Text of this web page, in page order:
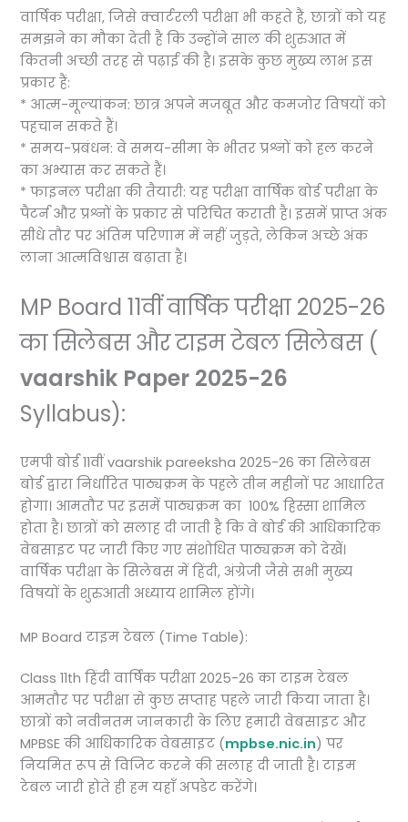
वार्षिक परीक्षा, जिसे क्वार्टरली परीक्षा भी कहते हैं, छात्रों को यह
समझने का मौका देती है कि उन्होंने साल की शुरुआत में
कितनी अच्छी तरह से पढ़ाई की है। इसके कुछ मुख्य लाभ इस
प्रकार हैं:
* आत्म-मूल्यांकन: छात्र अपने मजबूत और कमजोर विषयों को
पहचान सकते हैं।
* समय-प्रबंधन: वे समय-सीमा के भीतर प्रश्नों को हल करने
का अभ्यास कर सकते हैं।
* फाइनल परीक्षा की तैयारी: यह परीक्षा वार्षिक बोर्ड परीक्षा के
पैटर्न और प्रश्नों के प्रकार से परिचित कराती है। इसमें प्राप्त अंक
सीधे तौर पर अंतिम परिणाम में नहीं जुड़ते, लेकिन अच्छे अंक
लाना आत्मविश्वास बढ़ाता है।
MP Board 11वीं वार्षिक परीक्षा 2025-26
का सिलेबस और टाइम टेबलसिलेबस (
vaarshik Paper 2025-26
Syllabus):
एमपी बोर्ड 11वीं vaarshik pareeksha 2025-26 का सिलेबस
बोर्ड द्वारा निर्धारित पाठ्यक्रम के पहले तीन महीनों पर आधारित
होगा। आमतौर पर इसमें पाठ्यक्रम का 100% हिस्सा शामिल
होता है। छात्रों को सलाह दी जाती है कि वे बोर्ड की आधिकारिक
वेबसाइट पर जारी किए गए संशोधित पाठ्यक्रम को देखें।
वार्षिक परीक्षा के सिलेबस में हिंदी, अंग्रेजी जैसे सभी मुख्य
विषयों के शुरुआती अध्याय शामिल होंगे।
MP Board टाइम टेबल (Time Table):
Class 11th हिंदी वार्षिक परीक्षा 2025-26 का टाइम टेबल
आमतौर पर परीक्षा से कुछ सप्ताह पहले जारी किया जाता है।
छात्रों को नवीनतम जानकारी के लिए हमारी वेबसाइट और
MPBSE की आधिकारिक वेबसाइट (mpbse.nic.in) पर
नियमित रूप से विजिट करने की सलाह दी जाती है। टाइम
टेबल जारी होते ही हम यहाँ अपडेट करेंगे।